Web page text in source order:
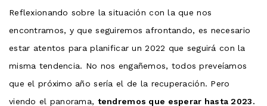
Reflexionando sobre la situación con la que nos
encontramos, y que seguiremos afrontando, es necesario
estar atentos para planificar un 2022 que seguirá con la
misma tendencia. No nos engañemos, todos preveíamos
que el próximo año sería el de la recuperación. Pero
viendo el panorama, tendremos que esperar hasta 2023.